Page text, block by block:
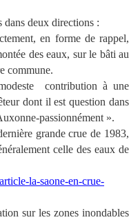
deux directions :
en forme de rappel,
des eaux, sur le bâti au
commune.
contribution à une
dont il est question dans
passionnément ».
grande crue de 1983,
celle des eaux de
la-saone-en-crue-
sur les zones inondables